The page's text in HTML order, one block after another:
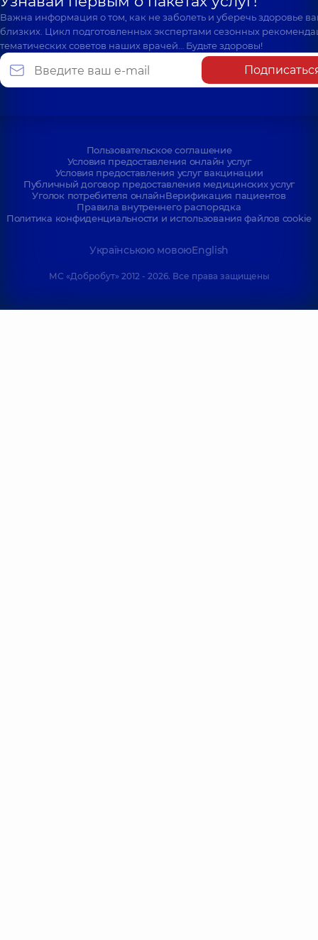
Важна информация о том, как не заболеть и уберечь здоровье
близких. Цикл подготовленных экспертами сезонных
тематических советов наших врачей… Будьте здоровы!
Пользовательское соглашение
Условия предоставления онлайн услуг
Условия предоставления услуг вакцинации
Публичный договор предоставления медицинских услуг
Уголок потребителя онлайнВерификация пациентов
Правила внутреннего распорядка
Политика конфиденциальности и использования файлов cookie
Українською мовоюEnglish
МС «Добробут» 2012 - 2026. Все права защищены